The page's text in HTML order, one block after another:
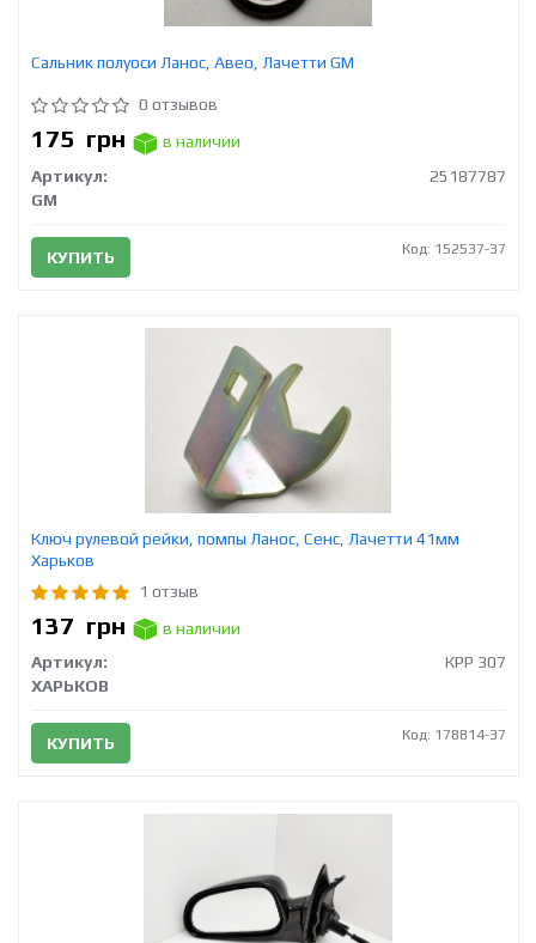
Сальник полуоси Ланос, Авео, Лачетти GM
0 отзывов
175 грн
в наличии
Артикул:
25187787
GM
КУПИТЬ Код: 152537-37
Ключ рулевой рейки, помпы Ланос, Сенс, Лачетти 41мм
Харьков
1 отзыв
137 грн
в наличии
Артикул:
КРР 307
ХАРЬКОВ
КУПИТЬ Код: 178814-37